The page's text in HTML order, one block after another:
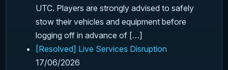
UTC. Players are strongly advised to safely
stow their vehicles and equipment before
logging off in advance of […]
[Resolved] Live Services Disruption
17/06/2026